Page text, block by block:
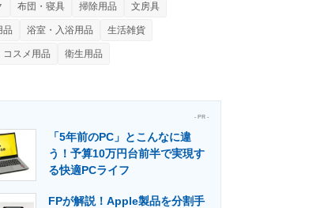
ィ
援
ア 建設×テクノロジーの最前線
布団・寝具 掃除用品 文房具
品 浴室・入浴用品 生活雑貨
コスメ用品 衛生用品
- PR -
「5年前のPC」とこんなに違
う！予算10万円台前半で実現す
る快適PCライフ
FPが解説！Apple製品を分割手